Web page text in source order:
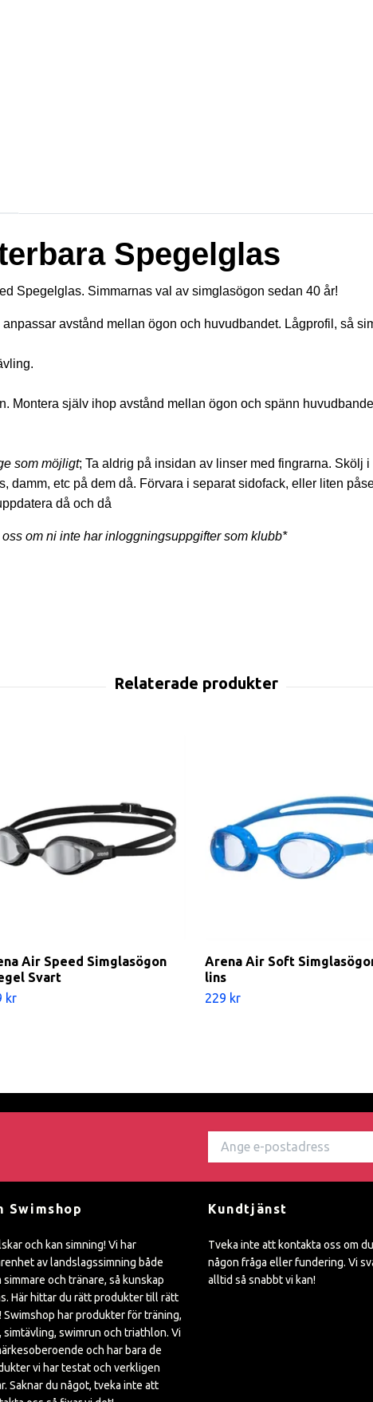
Spegelglas
Spegelglas. Simmarnas val av simglasögon sedan 40 år!
avstånd mellan ögon och huvudbandet. Lågprofil, så
Montera själv ihop avstånd mellan ögon och spänn
som möjligt; Ta aldrig på insidan av linser med fingrarna. Skölj
damm, etc på dem då. Förvara i separat sidofack, eller liten
då och då
om ni inte har inloggningsuppgifter som klubb*
Air Speed Simglasögon
Svart
kr
Arena Air Soft
lins
229 kr
Swimshop
och kan simning! Vi har
av landslagssimning både
simmare och tränare, så kunskap
Här hittar du rätt produkter till rätt
Swimshop har produkter för träning,
simtävling, swimrun och triathlon. Vi
och har bara de
vi har testat och verkligen
Saknar du något, tveka inte att
Kundtjänst
Tveka inte att kontakta oss om
någon fråga eller fundering. Vi
alltid så snabbt vi kan!